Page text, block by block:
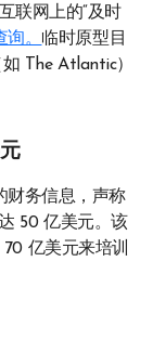
联网上的“及时
。 临时原型目
The Atlantic）
财务信息，声称
50 亿美元。该
亿美元来培训